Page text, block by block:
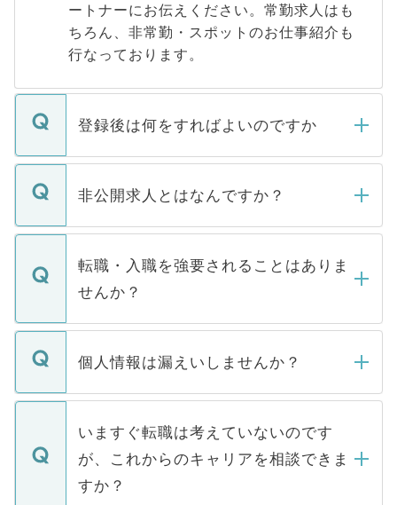
ートナーにお伝えください。常勤求人はも
ちろん、非常勤・スポットのお仕事紹介も
行なっております。
登録後は何をすればよいのですか
ご登録いただきましたら、弊社担当者がご
登録内容を確認し、その後メールもしくは
ます。通常、5営業日以内にはご連絡をせて
いただきますので、しばらくお待ちくださ
非公開求人とはなんですか？
マイナビDOCTORで取り扱っている求人の
うち約3割は、Webサイトからご覧いただ
けない「非公開求人」です。非公開求人は
下記の理由によって、一般には公開してい
ません。
■応募殺到を避けるため 人気のある医療機
関を公にしてしまうと、応募が殺到する場
に、医療機関が求める条件に合った人材の
みを人材紹介会社に依頼するケースが増え
ています。
転職・入職を強要されることはありま
せんか？
転職・入職を強要することは一切ありませ
ん。また、仮に応募先から内定をいただい
定を承諾する必要はありません。内定先へ
の辞退の連絡はキャリアパートナーが行い
個人情報は漏えいしませんか？
個人情報が漏えいすることはありませんの
で、ご安心ください。当サイトからの登録
などで収集したご登録者様の個人情報は、
ご本人のキャリアアップおよび転職活動の
支援を目的に使用いたします。お預かりし
いますぐ転職は考えていないのです
が、これからのキャリアを相談できま
すか？